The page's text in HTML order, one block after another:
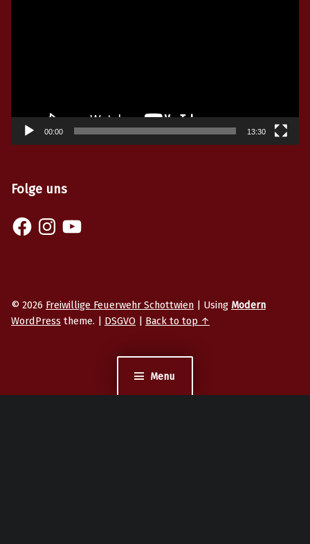
Menu
00:00 13:30
Folge uns
FacebookInstagram
© 2026 Freiwillige Feuerwehr Schottwien | Using Modern
WordPress theme. | DSGVO | Back to top ↑